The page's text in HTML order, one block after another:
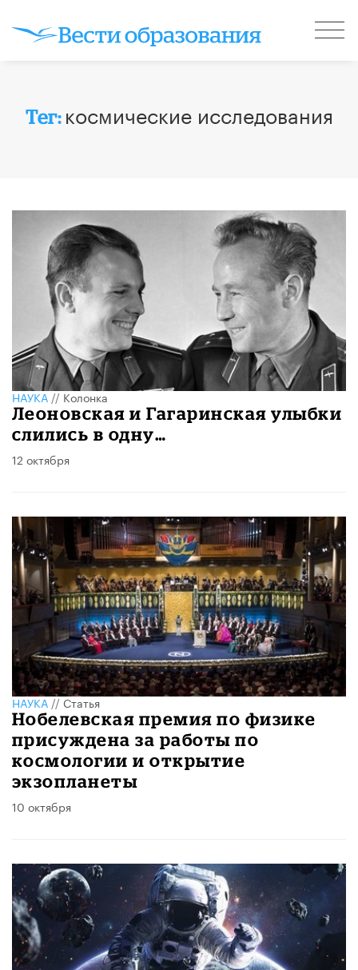
Тег: космические исследования
НАУКА//Колонка
Леоновская и Гагаринская улыбки
слились в одну…
12 октября
НАУКА//Статья
Нобелевская премия по физике
присуждена за работы по
космологии и открытие
экзопланеты
10 октября